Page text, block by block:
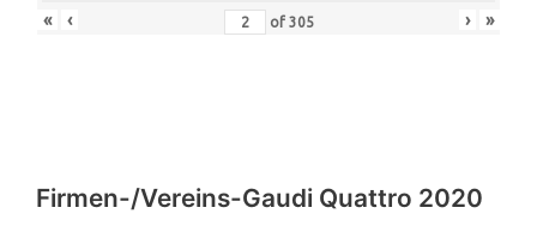
« ‹ of 305 › »
Firmen-/Vereins-Gaudi Quattro 2020